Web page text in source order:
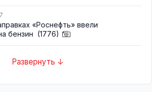
«Роснефть» ввели
бензин (1776)
Развернуть ↓